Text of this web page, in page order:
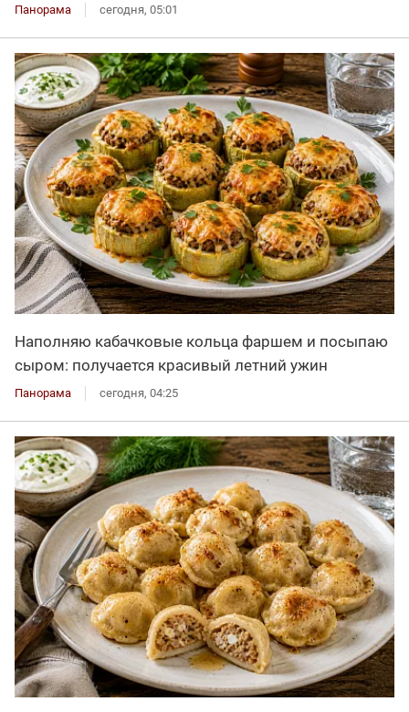
Панорама сегодня, 05:01
Наполняю кабачковые кольца фаршем и посыпаю
сыром: получается красивый летний ужин
Панорама сегодня, 04:25